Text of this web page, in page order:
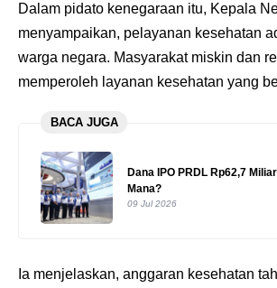
Dalam pidato kenegaraan itu, Kepala
menyampaikan, pelayanan kesehatan
warga negara. Masyarakat miskin dan
memperoleh layanan kesehatan yang
BACA JUGA
Dana IPO PRDL Rp62,7
Mana?
09 Jul 2026
Ia menjelaskan, anggaran kesehatan